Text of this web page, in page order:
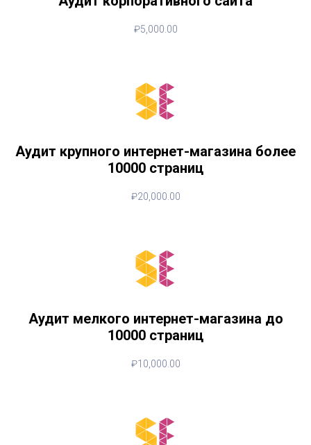
₽5,000.00
Аудит крупного интернет-магазина более
10000 страниц
₽20,000.00
Аудит мелкого интернет-магазина до
10000 страниц
₽10,000.00